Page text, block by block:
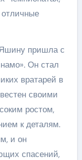
отличные
пришла с
Он стал
вратарей в
своими
ростом,
к деталям.
и он
спасений,